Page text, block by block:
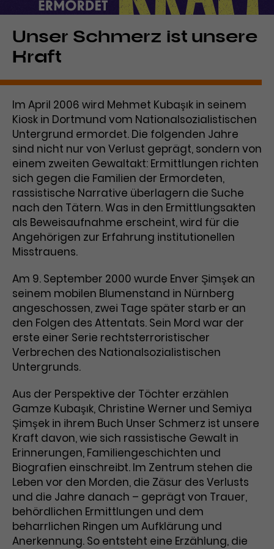
darüber zu speichern, wie
Besucher*innen eine Website
nutzen, und hilft bei der Erstellung
eines Analyseberichts über die
Performance der Website. Die
erhobenen Daten umfassen in
anonymisierter Form die Anzahl
der Besuche, die Quelle, aus der sie
stammen, und die besuchten
Seiten.
Anbieter Google Analytics
Laufzeit 1 Minute
Zweck
Das ist ein von Google Analytics
pro Minute an Google Analytics
gesendet. Solange es gesetzt ist,
werden bestimmte
Datenübertragungen
unterbunden.
Name
Laufzeit 3 Monate
Zweck
Dieses Cookie speichert
Informationen zu Werbeklicks und
dient der Zuordnung von
Conversions zu Google Ads-
Kampagnen.
Name _gcl_dc
Laufzeit 3 Monate
Zweck
Dieses Cookie wird verwendet, um
Nutzerinteraktionen mit
Werbeanzeigen zu messen und
Remarketing-Funktionen
Name IDE
Anbieter Google / DoubleClick
Laufzeit 1 Jahr
Zweck
Dieses Cookie dient der Anzeige
personalisierter Werbung und
misst die Wirksamkeit von
Unser Schmerz ist unsere
Kraft
Im April 2006 wird Mehmet Kubaşık in seinem
Kiosk in Dortmund vom Nationalsozialistischen
Untergrund ermordet. Die folgenden Jahre
sind nicht nur von Verlust geprägt, sondern von
einem zweiten Gewaltakt: Ermittlungen richten
sich gegen die Familien der Ermordeten,
rassistische Narrative überlagern die Suche
nach den Tätern. Was in den Ermittlungsakten
als Beweisaufnahme erscheint, wird für die
Angehörigen zur Erfahrung institutionellen
Misstrauens.
Am 9. September 2000 wurde Enver Şimşek an
seinem mobilen Blumenstand in Nürnberg
angeschossen, zwei Tage später starb er an
den Folgen des Attentats. Sein Mord war der
erste einer Serie rechtsterroristischer
Verbrechen des Nationalsozialistischen
Untergrunds.
Aus der Perspektive der Töchter erzählen
Gamze Kubaşık, Christine Werner und Semiya
Şimşek in ihrem Buch Unser Schmerz ist unsere
Kraft davon, wie sich rassistische Gewalt in
Erinnerungen, Familiengeschichten und
Biografien einschreibt. Im Zentrum stehen die
Leben vor den Morden, die Zäsur des Verlusts
und die Jahre danach – geprägt von Trauer,
behördlichen Ermittlungen und dem
beharrlichen Ringen um Aufklärung und
Anerkennung. So entsteht eine Erzählung, die